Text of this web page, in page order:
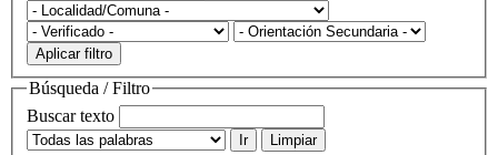
Aplicar filtro
Búsqueda / Filtro
Buscar texto
Ir Limpiar